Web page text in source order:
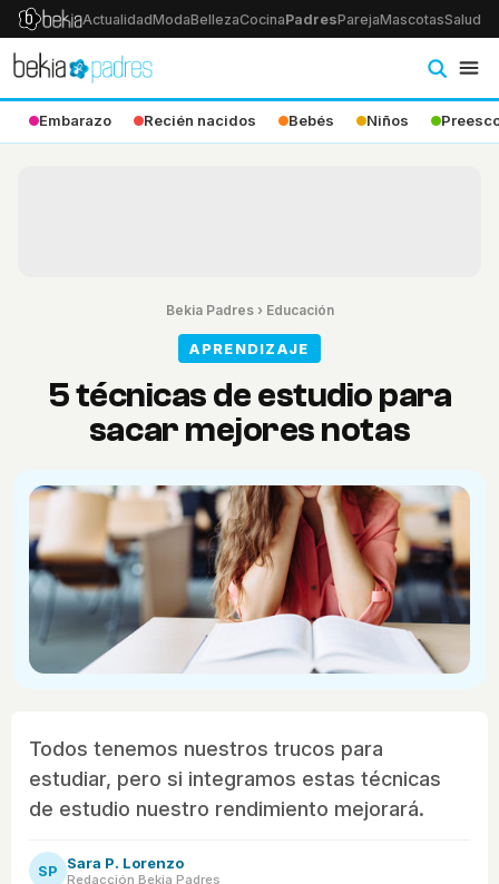
ActualidadModaBellezaCocinaPadresParejaMascotasSalud
Embarazo Recién nacidos Bebés Niños
Bekia Padres› Educación
APRENDIZAJE
5 técnicas de estudio para
sacar mejores notas
Todos tenemos nuestros trucos para
estudiar, pero si integramos estas técnicas
de estudio nuestro rendimiento mejorará.
SP Sara P. Lorenzo
Redacción Bekia Padres